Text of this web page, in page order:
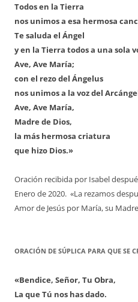
Todos en la Tierra
nos unimos a esa hermosa
Te saluda el Ángel
y en la Tierra todos a una sola
Ave, Ave María;
con el rezo del Ángelus
nos unimos a la voz del
Ave, Ave María,
Madre de Dios,
la más hermosa criatura
que hizo Dios.»
Oración recibida por Isabel
Enero de 2020. «La rezamos
Amor de Jesús por María, su
ORACIÓN DE SÚPLICA PARA QUE SE
«Bendice, Señor, Tu Obra,
La que Tú nos has dado.